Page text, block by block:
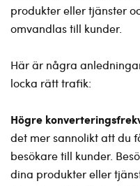
produkter eller tjänster
omvandlas till kunder.
Här är några
locka rätt trafik:
Högre
det mer sannolikt att du
besökare till kunder.
dina produkter eller